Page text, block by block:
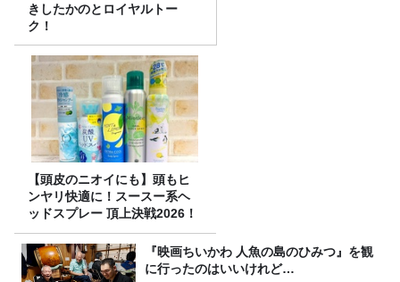
きしたかのとロイヤルトー
ク！
【頭皮のニオイにも】頭もヒ
ンヤリ快適に！スースー系ヘ
ッドスプレー 頂上決戦2026！
『映画ちいかわ 人魚の島のひみつ』を観
に行ったのはいいけれど…